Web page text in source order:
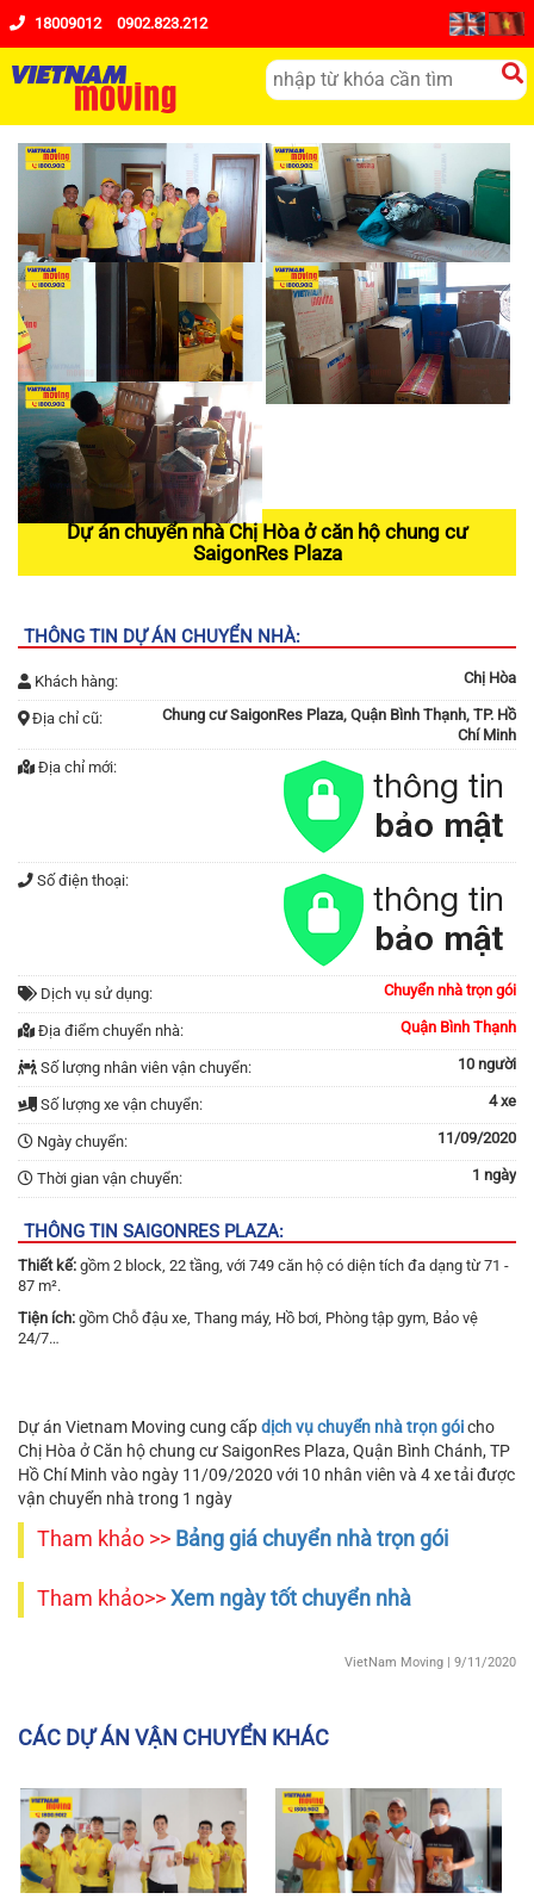
18009012 0902.823.212
Dự án chuyển nhà Chị Hòa ở căn hộ chung cư
SaigonRes Plaza
THÔNG TIN DỰ ÁN CHUYỂN NHÀ:
Khách hàng: Chị Hòa
Địa chỉ cũ:
Chung cư SaigonRes Plaza, Quận Bình Thạnh, TP. Hồ
Chí Minh
Địa chỉ mới:
Số điện thoại:
Dịch vụ sử dụng: Chuyển nhà trọn gói
Địa điểm chuyển nhà: Quận Bình Thạnh
Số lượng nhân viên vận chuyển: 10 người
Số lượng xe vận chuyển: 4 xe
Ngày chuyển: 11/09/2020
Thời gian vận chuyển: 1 ngày
THÔNG TIN SAIGONRES PLAZA:
Thiết kế: gồm 2 block, 22 tầng, với 749 căn hộ có diện tích đa dạng từ 71 -
87 m².
Tiện ích: gồm Chỗ đậu xe, Thang máy, Hồ bơi, Phòng tập gym, Bảo vệ
24/7…
Dự án Vietnam Moving cung cấpdịch vụ chuyển nhà trọn góicho
Chị Hòa ở Căn hộ chung cư SaigonRes Plaza, Quận Bình Chánh, TP
Hồ Chí Minh vào ngày 11/09/2020 với 10 nhân viên và 4 xe tải được
vận chuyển nhà trong 1 ngày
Tham khảo >> Bảng giá chuyển nhà trọn gói
Tham khảo>> Xem ngày tốt chuyển nhà
VietNam Moving | 9/11/2020
CÁC DỰ ÁN VẬN CHUYỂN KHÁC